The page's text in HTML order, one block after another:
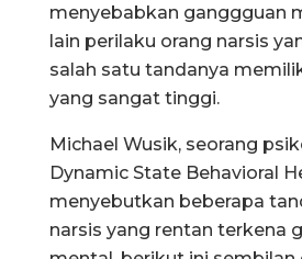
menyebabkan ganggguan
lain perilaku orang narsis
salah satu tandanya
yang sangat tinggi.
Michael Wusik, seorang
Dynamic State Behavioral
menyebutkan beberapa
narsis yang rentan terkena